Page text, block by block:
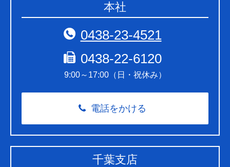
本社
0438-23-4521
0438-22-6120
9:00～17:00（日・祝休み）
電話をかける
千葉支店